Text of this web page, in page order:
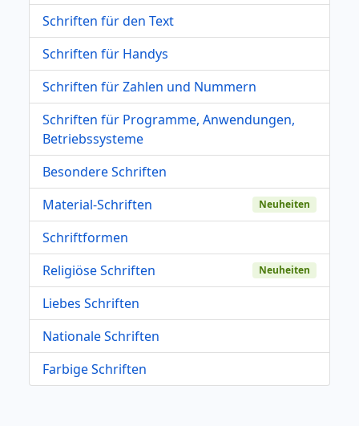
Schriften für den Text
Schriften für Handys
Schriften für Zahlen und Nummern
Schriften für Programme, Anwendungen,
Betriebssysteme
Besondere Schriften
Material-Schriften
Neuheiten
Schriftformen
Religiöse Schriften
Neuheiten
Liebes Schriften
Nationale Schriften
Farbige Schriften